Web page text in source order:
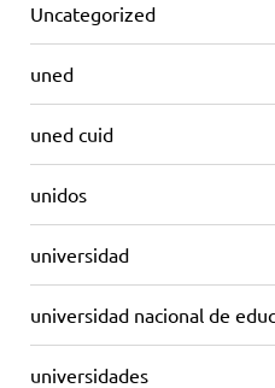
Uncategorized
uned
uned cuid
unidos
universidad
universidad nacional de
universidades